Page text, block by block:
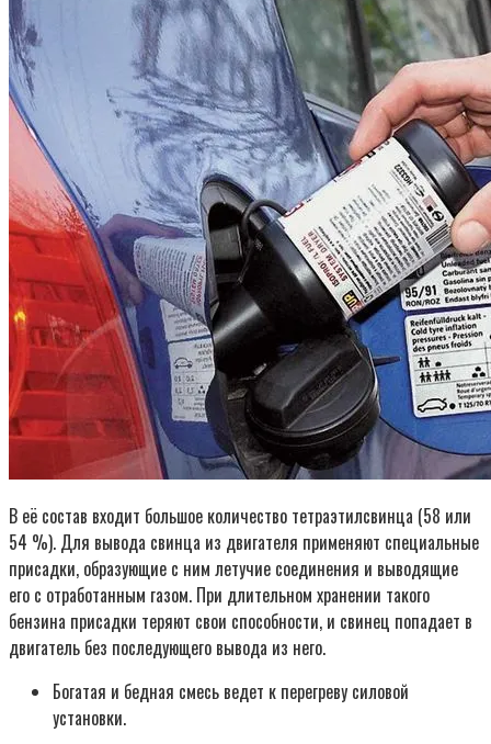
В её состав входит большое количество тетраэтилсвинца (58 или
54 %). Для вывода свинца из двигателя применяют специальные
присадки, образующие с ним летучие соединения и выводящие
его с отработанным газом. При длительном хранении такого
бензина присадки теряют свои способности, и свинец попадает в
двигатель без последующего вывода из него.
Богатая и бедная смесь ведет к перегреву силовой
установки.